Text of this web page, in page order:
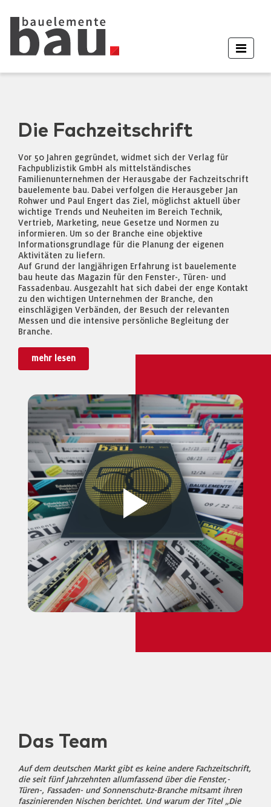
Die Fachzeitschrift
Vor 50 Jahren gegründet, widmet sich der Verlag für
Fachpublizistik GmbH als mittelständisches
Familienunternehmen der Herausgabe der Fachzeitschrift
bauelemente bau. Dabei verfolgen die Herausgeber Jan
Rohwer und Paul Engert das Ziel, möglichst aktuell über
wichtige Trends und Neuheiten im Bereich Technik,
Vertrieb, Marketing, neue Gesetze und Normen zu
informieren. Um so der Branche eine objektive
Informationsgrundlage für die Planung der eigenen
Aktivitäten zu liefern.
Auf Grund der langjährigen Erfahrung ist bauelemente
bau heute das Magazin für den Fenster-, Türen- und
Fassadenbau. Ausgezahlt hat sich dabei der enge Kontakt
zu den wichtigen Unternehmen der Branche, den
einschlägigen Verbänden, der Besuch der relevanten
Messen und die intensive persönliche Begleitung der
Branche.
mehr lesen
Das Team
Auf dem deutschen Markt gibt es keine andere Fachzeitschrift,
die seit fünf Jahrzehnten allumfassend über die Fenster,-
Türen-, Fassaden- und Sonnenschutz-Branche mitsamt ihren
faszinierenden Nischen berichtet. Und warum der Titel „Die